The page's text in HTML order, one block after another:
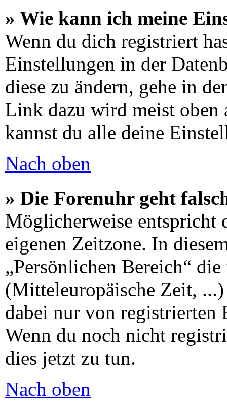
» Wie kann ich meine
Wenn du dich registriert
Einstellungen in der
diese zu ändern, gehe in
Link dazu wird meist oben
kannst du alle deine
Nach oben
» Die Forenuhr geht
Möglicherweise entspricht
eigenen Zeitzone. In
„Persönlichen Bereich“
(Mitteleuropäische Zeit,
dabei nur von registrierten
Wenn du noch nicht
dies jetzt zu tun.
Nach oben